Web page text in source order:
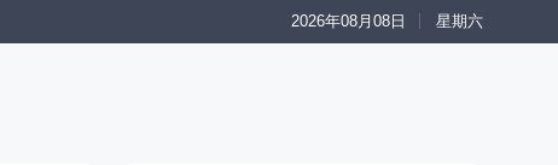
2026年08月08日 星期六